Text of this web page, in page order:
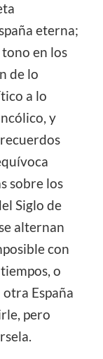
eterna;
en los
de lo
a lo
y
sobre los
Siglo de
alternan
con
o
España
pero